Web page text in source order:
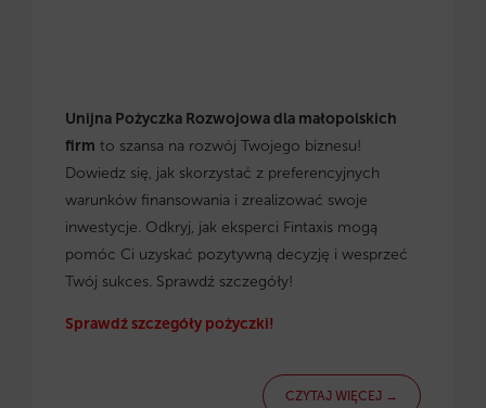
Unijna Pożyczka Rozwojowa dla małopolskich
firm to szansa na rozwój Twojego biznesu!
Dowiedz się, jak skorzystać z preferencyjnych
warunków finansowania i zrealizować swoje
inwestycje. Odkryj, jak eksperci Fintaxis mogą
pomóc Ci uzyskać pozytywną decyzję i wesprzeć
Twój sukces. Sprawdź szczegóły!
Sprawdź szczegóły pożyczki!
CZYTAJ WIĘCEJ →